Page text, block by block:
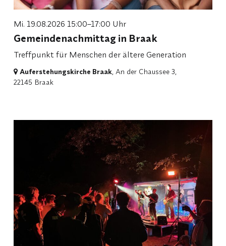
Mi. 19.08.2026 15:00–17:00 Uhr
Gemeindenachmittag in Braak
Treffpunkt für Menschen der ältere Generation
Auferstehungskirche Braak, An der Chaussee 3,
22145 Braak